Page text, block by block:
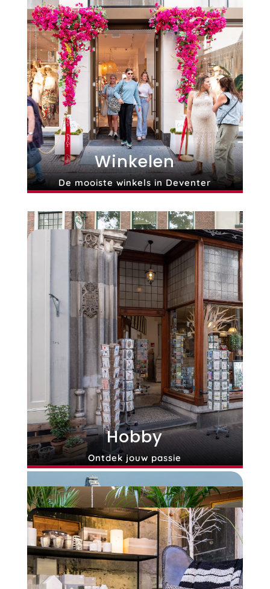
Winkelen
De mooiste winkels in Deventer
Restaurants
Ontdek de leukste horeca
Hobby
Ontdek jouw passie